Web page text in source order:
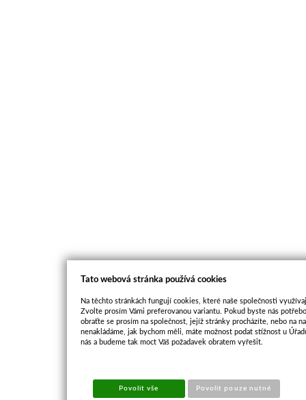
Tato webová stránka používá cookies
Na těchto stránkách fungují cookies, které naše společnosti
Zvolte prosím Vámi preferovanou variantu. Pokud byste nás
obraťte se prosím na společnost, jejíž stránky procházíte, nebo na
nenakládáme, jak bychom měli, máte možnost podat stížnost u
nás a budeme tak moct Váš požadavek obratem vyřešit.
Povolit vše Povolit pouze nutné